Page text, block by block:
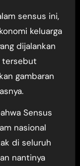
sensus ini,
keluarga
dijalankan
tersebut
gambaran
Sensus
nasional
di seluruh
nantinya